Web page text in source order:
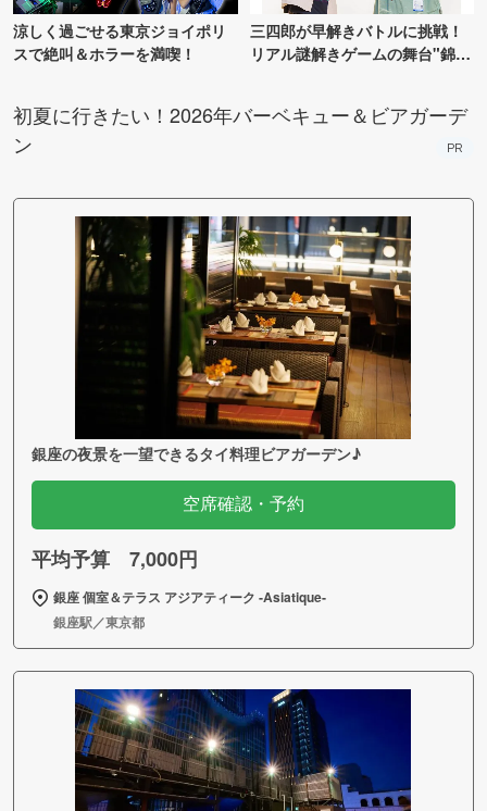
涼しく過ごせる東京ジョイポリ
スで絶叫＆ホラーを満喫！
三四郎が早解きバトルに挑戦！
リアル謎解きゲームの舞台"錦糸
初夏に行きたい！2026年バーベキュー＆ビアガーデ
ン
PR
銀座の夜景を一望できるタイ料理ビアガーデン♪
空席確認・予約
平均予算 7,000円
銀座 個室＆テラス アジアティーク ‐Asiatique‐
銀座駅／東京都